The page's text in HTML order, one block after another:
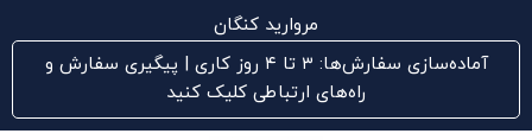
مروارید کنگان
آماده‌سازی سفارش‌ها: ۳ تا ۴ روز کاری | پیگیری سفارش و
راه‌های ارتباطی کلیک کنید